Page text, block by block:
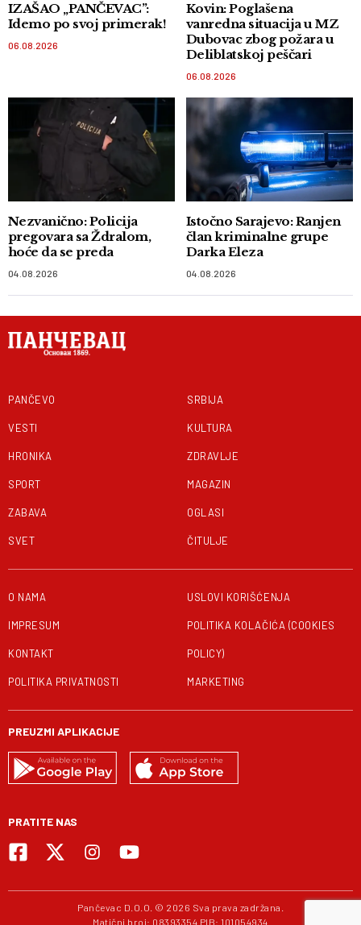
IZAŠAO „PANČEVAC”:
Idemo po svoj primerak!
06.08.2026
Kovin: Poglašena
vanredna situacija u MZ
Dubovac zbog požara u
Deliblatskoj peščari
06.08.2026
Nezvanično: Policija
pregovara sa Ždralom,
hoće da se preda
04.08.2026
Istočno Sarajevo: Ranjen
član kriminalne grupe
Darka Eleza
04.08.2026
PANČEVO
VESTI
HRONIKA
SPORT
ZABAVA
SVET
SRBIJA
KULTURA
ZDRAVLJE
MAGAZIN
OGLASI
ČITULJE
O NAMA
IMPRESUM
KONTAKT
POLITIKA PRIVATNOSTI
USLOVI KORIŠĆENJA
POLITIKA KOLAČIĆA (COOKIES
POLICY)
MARKETING
PREUZMI APLIKACIJE
PRATITE NAS
Pančevac D.O.O. © 2026 Sva prava zadržana.
Matični broj: 08393354 PIB: 101054934